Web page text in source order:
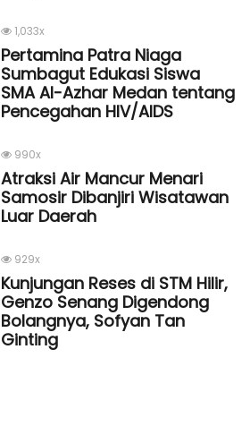
1,033x
Pertamina Patra Niaga
Sumbagut Edukasi Siswa
SMA Al-Azhar Medan tentang
Pencegahan HIV/AIDS
990x
Atraksi Air Mancur Menari
Samosir Dibanjiri Wisatawan
Luar Daerah
929x
Kunjungan Reses di STM Hilir,
Genzo Senang Digendong
Bolangnya, Sofyan Tan
Ginting